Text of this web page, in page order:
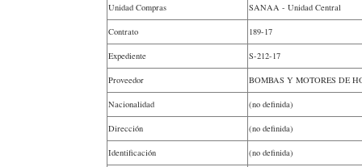
Unidad Compras SANAA - Unidad Central
Contrato 189-17
Expediente S-212-17
Proveedor BOMBAS Y MOTORES DE
Nacionalidad (no definida)
Dirección (no definida)
Identificación (no definida)